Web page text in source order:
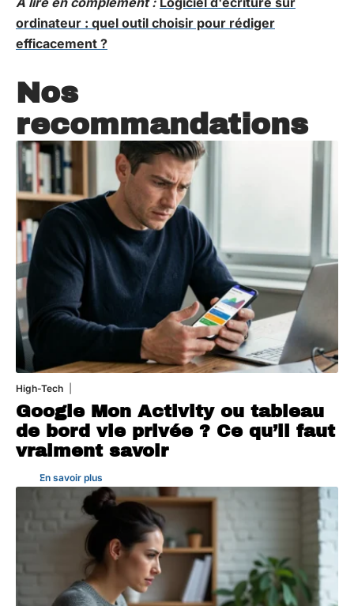
ordinateur : quel outil choisir pour rédiger
efficacement ?
Nos
recommandations
High-Tech
Google Mon Activity ou tableau
de bord vie privée ? Ce qu’il faut
vraiment savoir
En savoir plus